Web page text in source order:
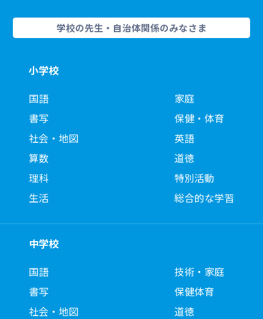
学校の先生・自治体関係のみなさま
小学校
国語
書写
社会・地図
算数
理科
生活
家庭
保健・体育
英語
道徳
特別活動
総合的な学習
中学校
国語
書写
社会・地図
技術・家庭
保健体育
道徳